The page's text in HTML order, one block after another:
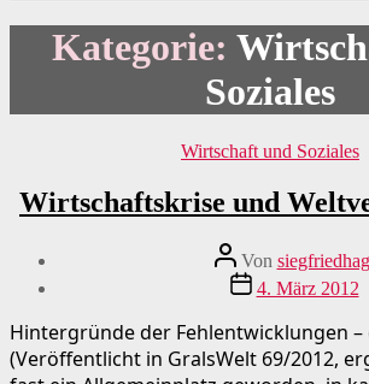
Kategorie:
Soziales
Kategorien
Wirtschaft und Soziales
Wirtschaftskrise und
Beitragsautor
Von
Beitragsdatum
4. März 2012
Hintergründe der Fehlentwicklungen
(Veröffentlicht in GralsWelt 69/2012,